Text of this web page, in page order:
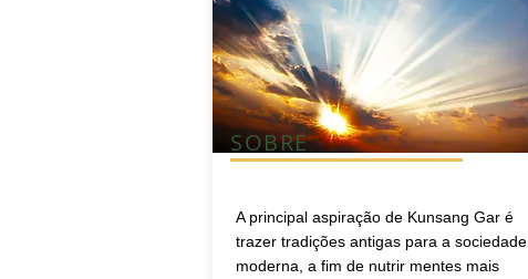
SOBRE
A principal aspiração de Kunsang Gar é
trazer tradições antigas para a sociedade
moderna, a fim de nutrir mentes mais